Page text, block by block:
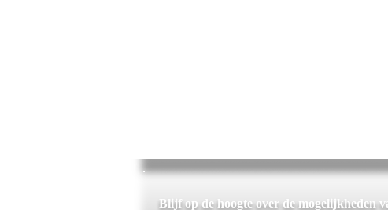
Blijf op de hoogte over de mogelijkheden